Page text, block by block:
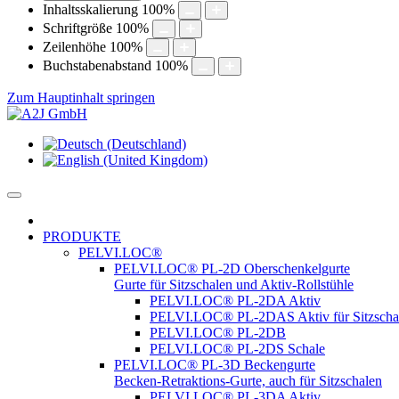
Inhaltsskalierung 100%
Schriftgröße 100%
Zeilenhöhe 100%
Buchstabenabstand 100%
Zum Hauptinhalt springen
PRODUKTE
PELVI.LOC®
PELVI.LOC® PL-2D Oberschenkelgurte
Gurte für Sitzschalen und Aktiv-Rollstühle
PELVI.LOC® PL-2DA Aktiv
PELVI.LOC® PL-2DAS Aktiv für
PELVI.LOC® PL-2DB
PELVI.LOC® PL-2DS Schale
PELVI.LOC® PL-3D Beckengurte
Becken-Retraktions-Gurte, auch für Sitzschalen